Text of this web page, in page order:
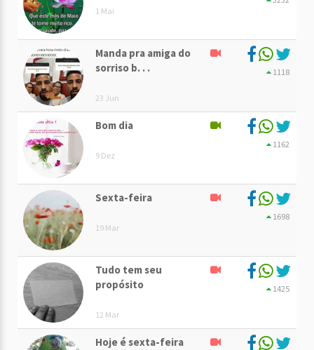
1 Mai
Manda pra amiga do
sorriso b. . .
23 Jun
1118
Bom dia
9 Dez
1162
Sexta-feira
19 Mar
1698
Tudo tem seu
propósito
12 Mar
1425
Hoje é sexta-feira